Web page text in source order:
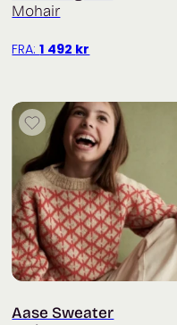
Mohair
FRA:1 492 kr
Aase Sweater